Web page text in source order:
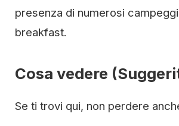
presenza di numerosi
breakfast.
Cosa vedere
Se ti trovi qui, non perdere